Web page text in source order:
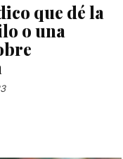
que dé la
o una